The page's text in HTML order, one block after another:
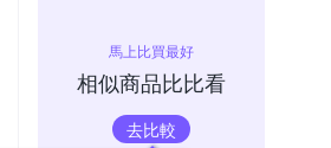
馬上比買最好
相似商品比比看
去比較